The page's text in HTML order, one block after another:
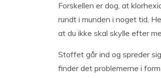
Forskellen er dog, at
rundt i munden i noget tid.
at du ikke skal skylle efter
Stoffet går ind og spreder
finder det problemerne i